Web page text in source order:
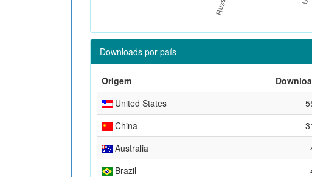
Downloads por país
Origem
United States
China
Australia
Brazil